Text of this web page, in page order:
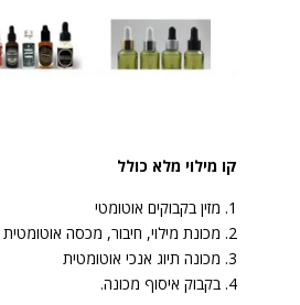
קו מילוי מלא כולל
1. מזין בקבוקים אוטומטי
2. מכונת מילוי, חיבור, מכסה אוטומטית
3. מכונה תיוג אנכי אוטומטית
4. בקבוק איסוף מכונה.